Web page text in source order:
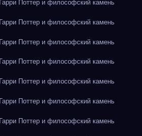
Поттер и философский камень
Поттер и философский камень
Поттер и философский камень
Поттер и философский камень
Поттер и философский камень
Поттер и философский камень
Поттер и философский камень